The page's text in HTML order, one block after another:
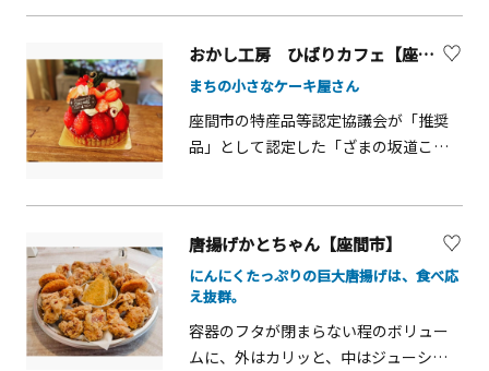
スペイン・バレンシアの&ldquo;日曜の
パエリア文化&rdquo;を再現。 大鍋パ
エリアとタパスをカジュアルに楽しめ
ます。・日本葡萄館 みなとみらい食
堂 老舗酒専門店「横浜君嶋屋」と
「野毛ビストロ zip」によるコラボ。
魅力です。■場 所： ランドマーク
23:00（ラストオーダー 22:00）
い合わせください。 また、完成品の受
け取りで来店した際に甘味等をオーダ
ーすると、自分の作品で飲み物を提供
してもらえるサービスが受けられま
す。 お一人で、ご友人と、ご家族との
利用はもちろんですが、陶芸室とテラ
す。
こねの森。新鮮な野菜をたっぷり利用
ーグ、海老フライ、オムライス、自家
製パスタ等の洋食を中心とした多彩な
メニューを楽しめます。１番人気は、
「お子様ランチ」ならぬ「大人様ラン
ぶことができます。
おかし工房 ひばりカフェ【座間市】
まちの小さなケーキ屋さん
座間市の特産品等認定協議会が「推奨
品」として認定した「ざまの坂道ころ
が並んでいます。季節ごとに限定商品
も登場するので、１年中楽しめます。
唐揚げかとちゃん【座間市】
にんにくたっぷりの巨大唐揚げは、食べ応
え抜群。
容器のフタが閉まらない程のボリュー
ムに、外はカリッと、中はジューシー